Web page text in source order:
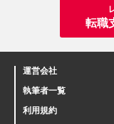
転職
運営会社
執筆者一覧
利用規約